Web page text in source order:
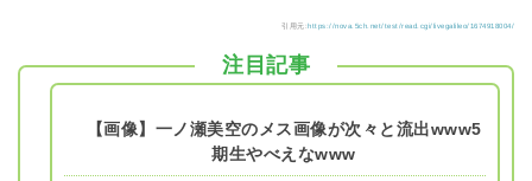
引用元:https://nova.5ch.net/test/read.cgi/livegalileo/1674918004/
注目記事
【画像】一ノ瀬美空のメス画像が次々と流出www5
期生やべえなwww